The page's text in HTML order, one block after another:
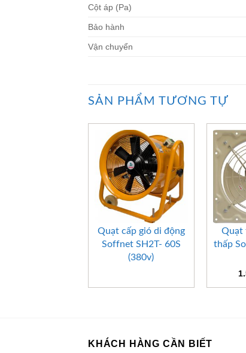
Cột áp (Pa)
Bảo hành
Vận chuyển
SẢN PHẨM TƯƠNG TỰ
Quạt cấp gió di động
Soffnet SH2T- 60S
(380v)
+
Quạt
thấp
KHÁCH HÀNG CẦN BIẾT